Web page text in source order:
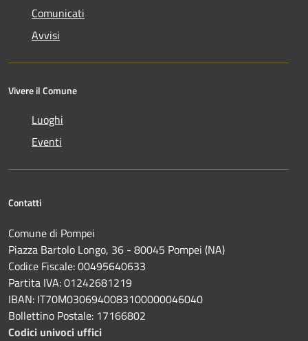
Comunicati
Avvisi
Vivere il Comune
Luoghi
Eventi
Contatti
Comune di Pompei
Piazza Bartolo Longo, 36 - 80045 Pompei (NA)
Codice Fiscale: 00495640633
Partita IVA: 01242681219
IBAN: IT70M0306940083100000046040
Bollettino Postale: 17166802
Codici univoci uffici